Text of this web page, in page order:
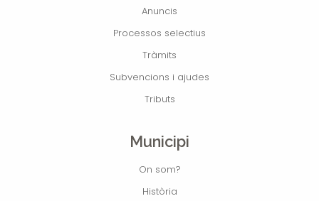
Anuncis
Processos selectius
Tràmits
Subvencions i ajudes
Tributs
Municipi
On som?
Història